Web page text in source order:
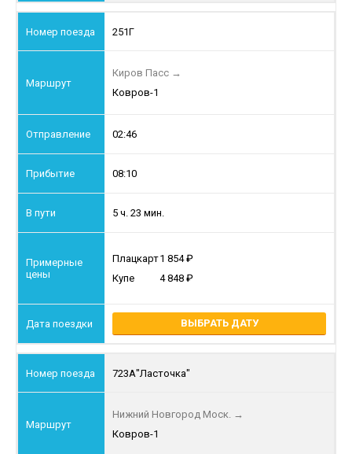
251Г
Киров Пасс →
Ковров-1
02:46
08:10
5 ч. 23 мин.
Плацкарт1 854
Купе
4 848
ВЫБРАТЬ ДАТУ
723А"Ласточка"
Нижний Новгород Моск. →
Ковров-1